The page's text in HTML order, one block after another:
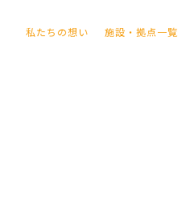
私たちの想い 施設・拠点一覧